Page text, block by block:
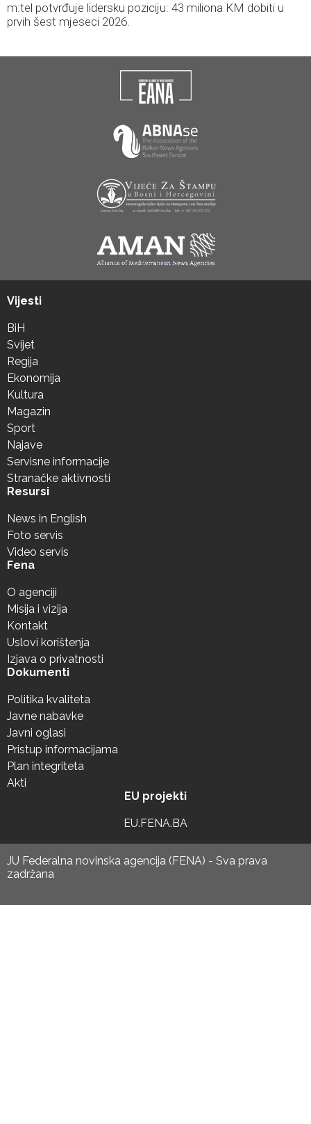
m:tel potvrđuje lidersku poziciju: 43 miliona KM dobiti u
prvih šest mjeseci 2026.
Vijesti
BiH
Svijet
Regija
Ekonomija
Kultura
Magazin
Sport
Najave
Servisne informacije
Stranačke aktivnosti
Resursi
News in English
Foto servis
Video servis
Fena
O agenciji
Misija i vizija
Kontakt
Uslovi korištenja
Izjava o privatnosti
Dokumenti
Politika kvaliteta
Javne nabavke
Javni oglasi
Pristup informacijama
Plan integriteta
Akti
EU projekti
EU.FENA.BA
JU Federalna novinska agencija (FENA) - Sva prava
zadržana